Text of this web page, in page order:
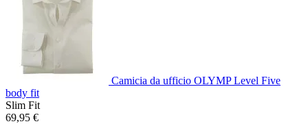
Camicia da ufficio OLYMP Level Five
body fit
Slim Fit
69,95 €